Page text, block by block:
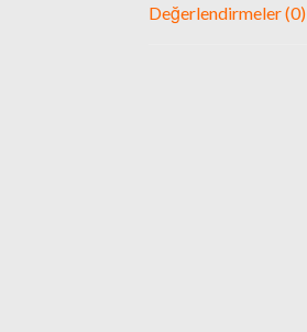
Değerlendirmeler (0)